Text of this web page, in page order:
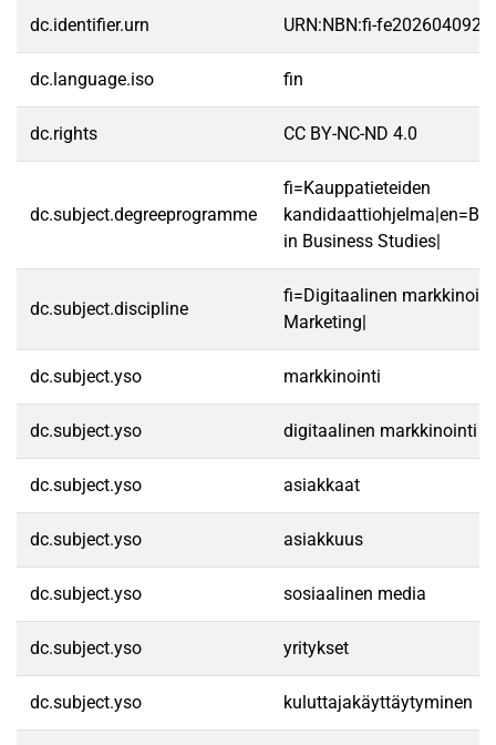
dc.identifier.urn URN:NBN:fi-
dc.language.iso fin
dc.rights CC BY-NC-ND 4.0
dc.subject.degreeprogramme
fi=Kauppatieteiden
in Business Studies|
dc.subject.discipline
fi=Digitaalinen
Marketing|
dc.subject.yso markkinointi
dc.subject.yso digitaalinen markkinointi
dc.subject.yso asiakkaat
dc.subject.yso asiakkuus
dc.subject.yso sosiaalinen media
dc.subject.yso yritykset
dc.subject.yso kuluttajakäyttäytyminen